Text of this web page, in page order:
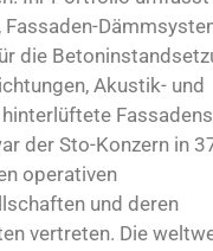
Fassaden-
die
Akustik- und
der Sto-Konzern in
operativen
und deren
vertreten. Die